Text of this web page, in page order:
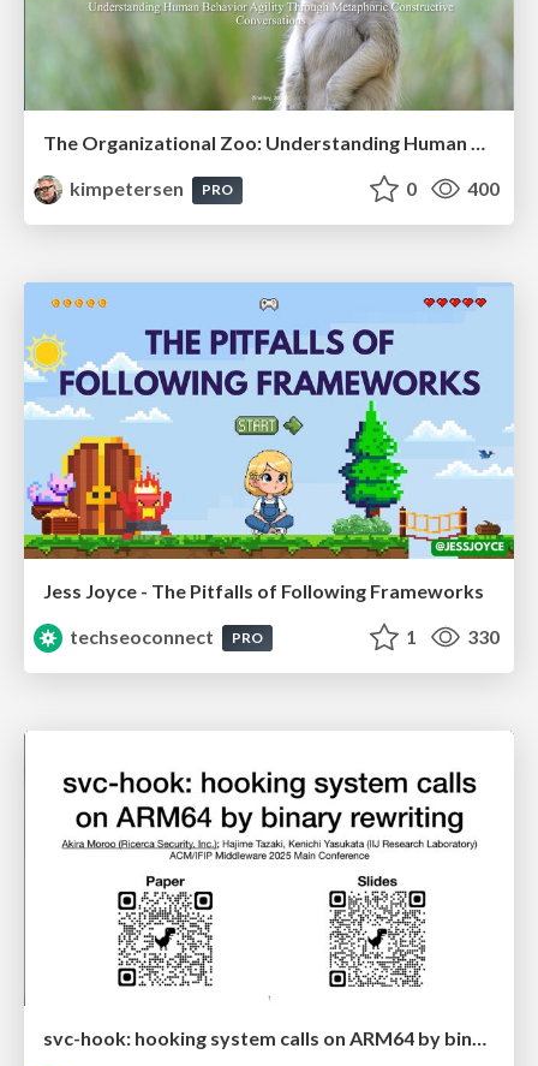
The Organizational Zoo: Understanding Human Behavior Agility Through Metaphoric Constructive Conversations (based on the works of Arthur Shelley, Ph.D)
kimpetersen
PRO 0 400
Jess Joyce - The Pitfalls of Following Frameworks
techseoconnect
PRO 1 330
svc-hook: hooking system calls on ARM64 by binary rewriting